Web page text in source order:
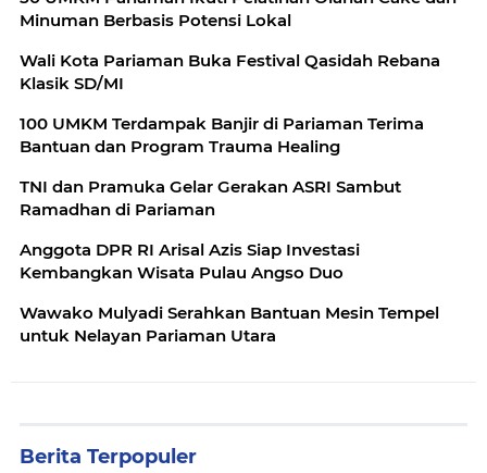
Minuman Berbasis Potensi Lokal
Wali Kota Pariaman Buka Festival Qasidah Rebana
Klasik SD/MI
100 UMKM Terdampak Banjir di Pariaman Terima
Bantuan dan Program Trauma Healing
TNI dan Pramuka Gelar Gerakan ASRI Sambut
Ramadhan di Pariaman
Anggota DPR RI Arisal Azis Siap Investasi
Kembangkan Wisata Pulau Angso Duo
Wawako Mulyadi Serahkan Bantuan Mesin Tempel
untuk Nelayan Pariaman Utara
Berita Terpopuler